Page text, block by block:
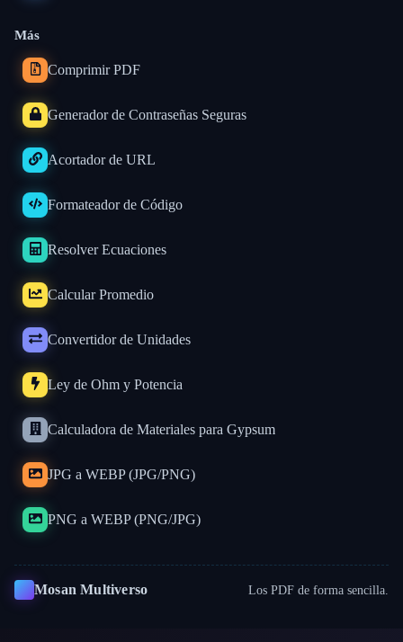
Más
Comprimir PDF
Generador de Contraseñas Seguras
Acortador de URL
Formateador de Código
Resolver Ecuaciones
Calcular Promedio
Convertidor de Unidades
Ley de Ohm y Potencia
Calculadora de Materiales para Gypsum
JPG a WEBP (JPG/PNG)
PNG a WEBP (PNG/JPG)
Mosan Multiverso Los PDF de forma sencilla.